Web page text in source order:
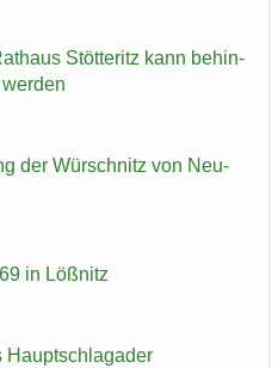
Stöt­teritz kann be­hin­
der Wür­schnitz von Neu­
in Löß­nitz
Haupt­schlag­ader